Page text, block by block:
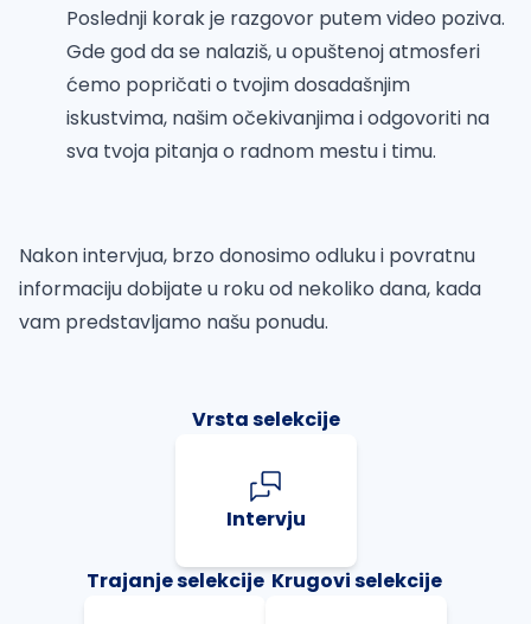
Poslednji korak je razgovor putem video poziva.
Gde god da se nalaziš, u opuštenoj atmosferi
ćemo popričati o tvojim dosadašnjim
iskustvima, našim očekivanjima i odgovoriti na
sva tvoja pitanja o radnom mestu i timu.
Nakon intervjua, brzo donosimo odluku i povratnu
informaciju dobijate u roku od nekoliko dana, kada
vam predstavljamo našu ponudu.
Vrsta selekcije
Intervju
Trajanje selekcije Krugovi selekcije